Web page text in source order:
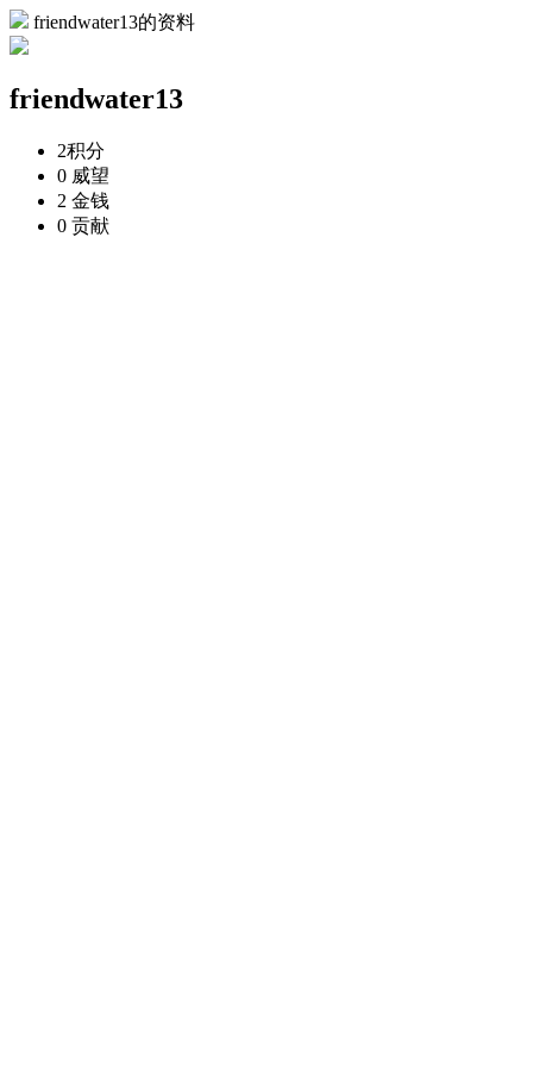
friendwater13的资料
friendwater13
2积分
0 威望
2 金钱
0 贡献